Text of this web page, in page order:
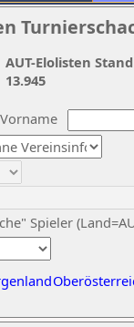
Vorname
Spieler
AUT-Elolisten
13.945